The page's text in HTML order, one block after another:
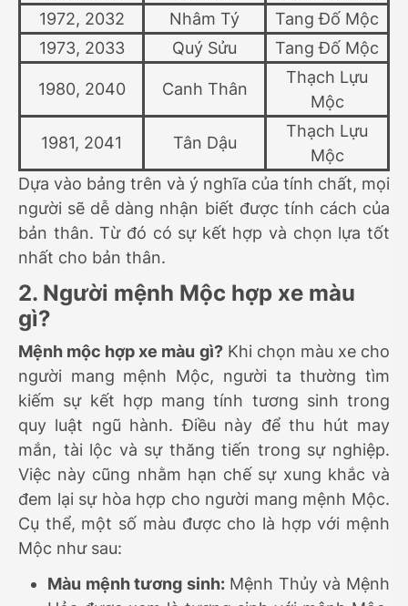
1972, 2032
Nhâm Tý
Tang Đố Mộc
1973, 2033
Quý Sửu Tang Đố Mộc
1980, 2040 Canh Thân
Thạch Lựu
Mộc
1981, 2041 Tân Dậu
Thạch Lựu
Mộc
Dựa vào bảng trên và ý nghĩa của tính chất, mọi
người sẽ dễ dàng nhận biết được tính cách của
bản thân. Từ đó có sự kết hợp và chọn lựa tốt
nhất cho bản thân.
2. Người mệnh Mộc hợp xe màu
gì?
Mệnh mộc hợp xe màu gì?Khi chọn màu xe cho
người mang mệnh Mộc, người ta thường tìm
kiếm sự kết hợp mang tính tương sinh trong
quy luật ngũ hành. Điều này để thu hút may
mắn, tài lộc và sự thăng tiến trong sự nghiệp.
Việc này cũng nhằm hạn chế sự xung khắc và
đem lại sự hòa hợp cho người mang mệnh Mộc.
Cụ thể, một số màu được cho là hợp với mệnh
Mộc như sau:
Màu mệnh tương sinh:Mệnh Thủy và Mệnh